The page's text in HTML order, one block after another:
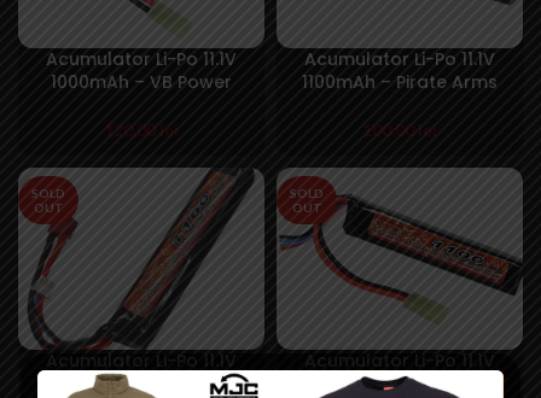
Acumulator Li-Po 11.1V
1000mAh – VB Power
120,00 lei
Acumulator Li-Po 11.1V
1100mAh – Pirate Arms
100,00lei
SOLD
OUT
Acumulator Li-Po 11.1V
1100mAh – VB Power
SOLD
OUT
Acumulator Li-Po 11.1V
1100mAh 20C – VBPower